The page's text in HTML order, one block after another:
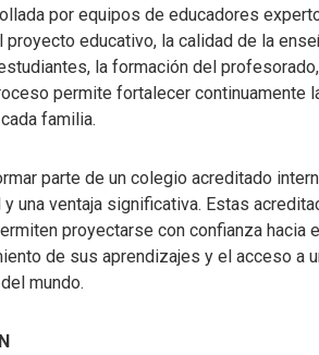
por equipos de educadores
educativo, la calidad de la
la formación del
permite fortalecer continuamente
familia.
parte de un colegio acreditado
una ventaja significativa. Estas
proyectarse con confianza hacia
de sus aprendizajes y el acceso a
mundo.